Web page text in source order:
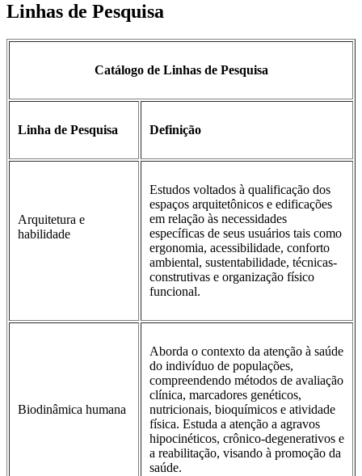
Linhas de Pesquisa
Catálogo de Linhas de Pesquisa
Linha de Pesquisa Definição
Arquitetura e
habilidade
Estudos voltados à qualificação dos
espaços arquitetônicos e edificações
em relação às necessidades
específicas de seus usuários tais como
ergonomia, acessibilidade, conforto
ambiental, sustentabilidade, técnicas-
construtivas e organização físico
funcional.
Biodinâmica humana
Aborda o contexto da atenção à saúde
do indivíduo de populações,
compreendendo métodos de avaliação
clínica, marcadores genéticos,
nutricionais, bioquímicos e atividade
física. Estuda a atenção a agravos
hipocinéticos, crônico-degenerativos e
a reabilitação, visando à promoção da
saúde.